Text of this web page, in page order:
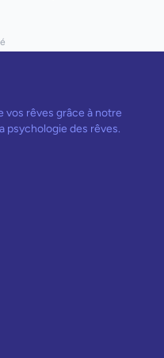
vos rêves grâce à notre
psychologie des rêves.